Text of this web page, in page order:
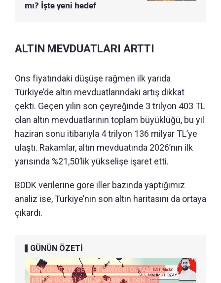
mı? İşte yeni hedef
ALTIN MEVDUATLARI ARTTI
Ons fiyatındaki düşüşe rağmen ilk yarıda
Türkiye’de altın mevduatlarındaki artış dikkat
çekti. Geçen yılın son çeyreğinde 3 trilyon 403 TL
olan altın mevduatlarının toplam büyüklüğü, bu yıl
haziran sonu itibarıyla 4 trilyon 136 milyar TL’ye
ulaştı. Rakamlar, altın mevduatında 2026’nın ilk
yarısında %21,50’lik yükselişe işaret etti.
BDDK verilerine göre iller bazında yaptığımız
analiz ise, Türkiye’nin son altın haritasını da ortaya
çıkardı.
GÜNÜN ÖZETİ